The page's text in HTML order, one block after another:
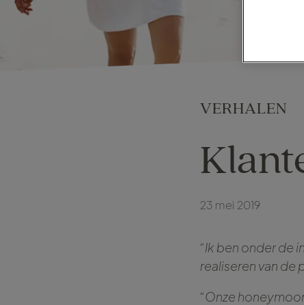
VERHALEN
23 mei 2019
“Ik ben onder de
realiseren van de
“Onze